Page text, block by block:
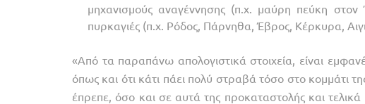
μηχανισμούς αναγέννησης (π.χ. μαύρη πεύκη
πυρκαγιές (π.χ. Ρόδος, Πάρνηθα, Έβρος, Κέρκυρα,
«Από τα παραπάνω απολογιστικά στοιχεία, είναι
όπως και ότι κάτι πάει πολύ στραβά τόσο στο κομμάτι
έπρεπε, όσο και σε αυτά της προκαταστολής και